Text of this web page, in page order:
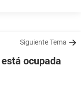
Siguiente Tema
ocupada